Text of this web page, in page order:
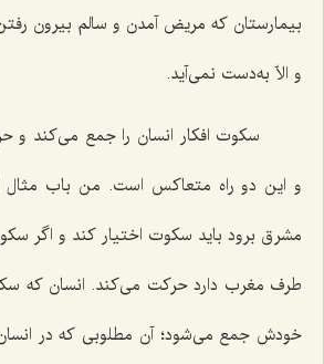
بیمارستان که مریض آمدن و سالم بیرون
و الاّ به‌دست نمی‌آید.
سکوت افکار انسان را جمع می‌کند
و این دو راه متعاکس است. من باب مثال
مشرق برود باید سکوت اختیار کند و اگر
طرف مغرب دارد حرکت می‌کند. انسان که
خودش جمع می‌شود؛ آن مطلوبی که در